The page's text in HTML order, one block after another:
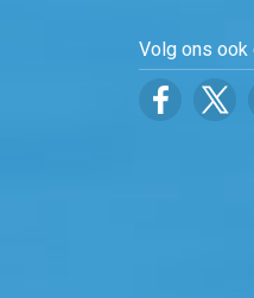
Volg ons ook